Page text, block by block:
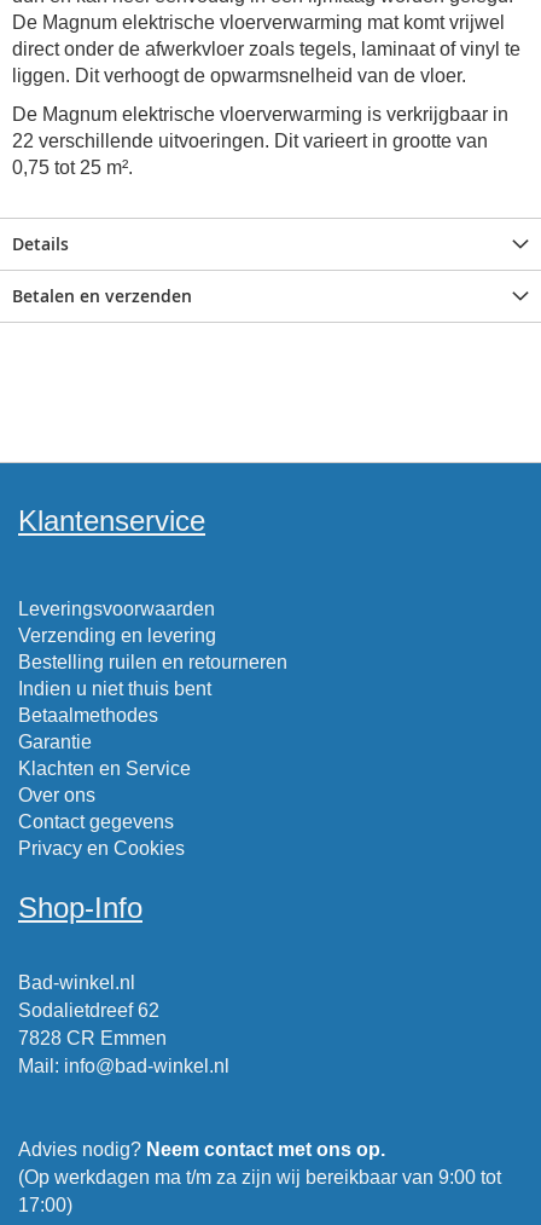
De Magnum elektrische vloerverwarming mat komt vrijwel
direct onder de afwerkvloer zoals tegels, laminaat of vinyl te
liggen. Dit verhoogt de opwarmsnelheid van de vloer.
De Magnum elektrische vloerverwarming is verkrijgbaar in
22 verschillende uitvoeringen. Dit varieert in grootte van
0,75 tot 25 m².
Details
Betalen en verzenden
Klantenservice
Leveringsvoorwaarden
Verzending en levering
Bestelling ruilen en retourneren
Indien u niet thuis bent
Betaalmethodes
Garantie
Klachten en Service
Over ons
Contact gegevens
Privacy en Cookies
Shop-Info
Bad-winkel.nl
Sodalietdreef 62
7828 CR Emmen
Mail : info@bad-winkel.nl
Advies nodig? Neem contact met ons op.
(Op werkdagen ma t/m za zijn wij bereikbaar van 9:00 tot
17:00)